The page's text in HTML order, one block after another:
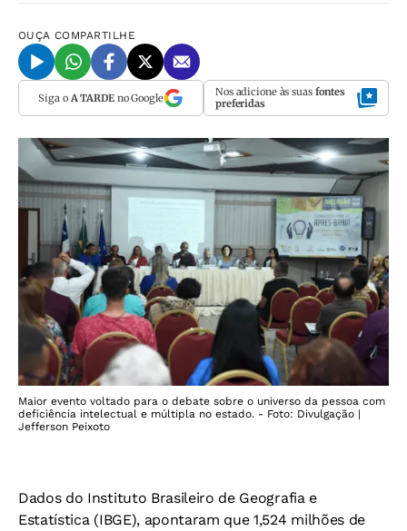
OUÇA COMPARTILHE
Siga o A TARDEno Google Nos adicione às suas fontes
preferidas
Maior evento voltado para o debate sobre o universo da pessoa com
deficiência intelectual e múltipla no estado. - Foto: Divulgação |
Jefferson Peixoto
Dados do Instituto Brasileiro de Geografia e
Estatística (IBGE), apontaram que 1,524 milhões de